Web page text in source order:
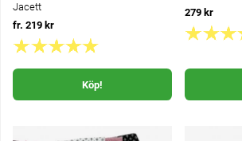
Jacett
fr. 219 kr
Köp!
279 kr